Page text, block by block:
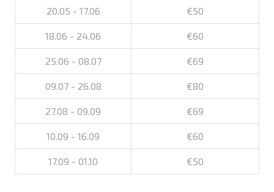
20.05 - 17.06 €50
18.06 - 24.06 €60
25.06 - 08.07 €69
09.07 - 26.08 €80
27.08 - 09.09 €69
10.09 - 16.09 €60
17.09 - 01.10 €50